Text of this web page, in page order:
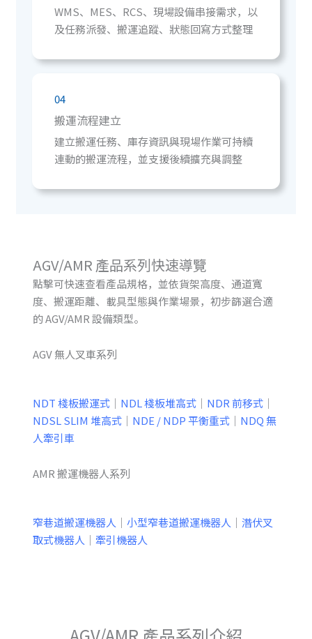
WMS、MES、RCS、現場設備串接需求，以
及任務派發、搬運追蹤、狀態回寫方式整理
04
搬運流程建立
建立搬運任務、庫存資訊與現場作業可持續
連動的搬運流程，並支援後續擴充與調整
AGV/AMR 產品系列快速導覽
點擊可快速查看產品規格，並依貨架高度、通道寬
度、搬運距離、載具型態與作業場景，初步篩選合適
的 AGV/AMR 設備類型。
AGV 無人叉車系列
NDT 棧板搬運式 ｜ NDL 棧板堆高式 ｜ NDR 前移式 ｜
NDSL SLIM 堆高式 ｜ NDE / NDP 平衡重式 ｜ NDQ 無
人牽引車
AMR 搬運機器人系列
窄巷道搬運機器人 ｜小型窄巷道搬運機器人 ｜潛伏叉
取式機器人 ｜牽引機器人